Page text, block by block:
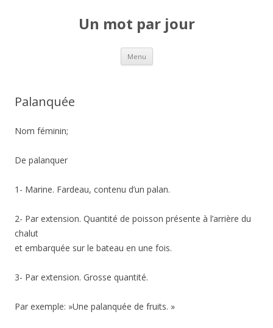
Un mot par jour
Menu Aller au contenu principal
Palanquée
Nom féminin;
De palanquer
1- Marine. Fardeau, contenu d’un palan.
2- Par extension. Quantité de poisson présente à l’arrière du
chalut
et embarquée sur le bateau en une fois.
3- Par extension. Grosse quantité.
Par exemple: »Une palanquée de fruits. »